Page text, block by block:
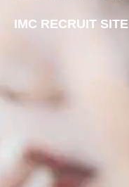
IMC RECRUIT SITE